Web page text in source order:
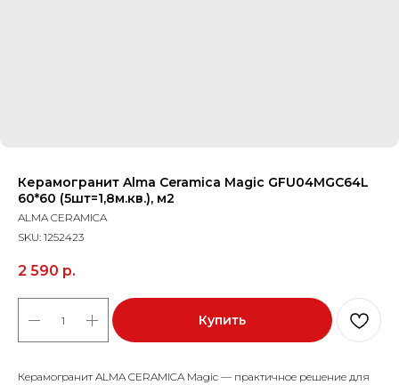
Керамогранит Alma Ceramica Magic GFU04MGC64L
60*60 (5шт=1,8м.кв.), м2
ALMA CERAMICA
SKU: 1252423
2 590 р.
Купить
Керамогранит ALMA CERAMICA Magic — практичное решение для